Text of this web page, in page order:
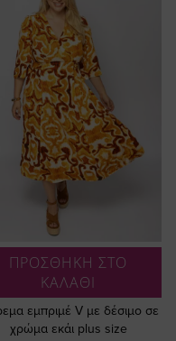
ΠΡΟΣΘΗΚΗ ΣΤΟ
ΚΑΛΑΘΙ
εμπριμέ V με δέσιμο σε
χρώμα εκάι plus size